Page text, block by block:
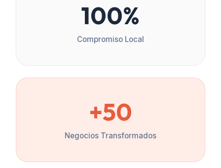
100%
Compromiso Local
+50
Negocios Transformados